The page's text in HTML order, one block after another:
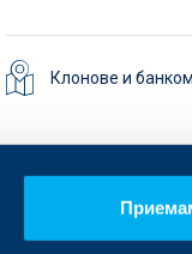
Клонове и